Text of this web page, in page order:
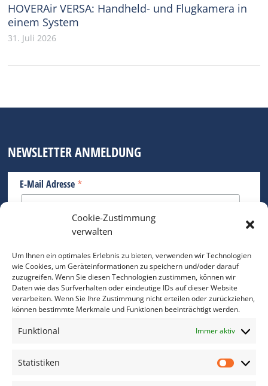
Cookie-Zustimmung
verwalten
Um Ihnen ein optimales Erlebnis zu bieten, verwenden wir Technologien
wie Cookies, um Geräteinformationen zu speichern und/oder darauf
zuzugreifen. Wenn Sie diesen Technologien zustimmen, können wir
Daten wie das Surfverhalten oder eindeutige IDs auf dieser Website
verarbeiten. Wenn Sie Ihre Zustimmung nicht erteilen oder zurückziehen,
können bestimmte Merkmale und Funktionen beeinträchtigt werden.
Funktional Immer aktiv
Statistiken
HOVERAir VERSA: Handheld- und Flugkamera in
einem System
31. Juli 2026
NEWSLETTER ANMELDUNG
E-Mail Adresse *
Bitte geben Sie Ihre E-Mail Adresse ein.
*